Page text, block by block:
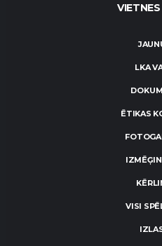
LKA
ĒTIKAS
VISI